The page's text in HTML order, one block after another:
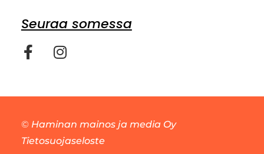
Seuraa somessa
© Haminan mainos ja media Oy
Tietosuojaseloste